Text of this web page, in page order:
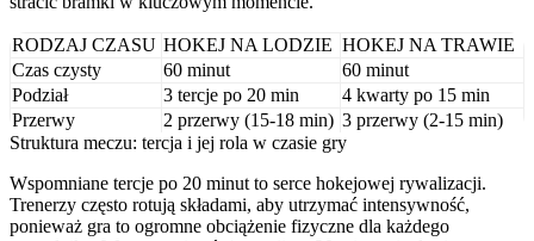
RODZAJ CZASU HOKEJ NA LODZIE HOKEJ NA TRAWIE
Czas czysty
60 minut
60 minut
Podział
3 tercje po 20 min
4 kwarty po 15 min
Przerwy
2 przerwy (15-18 min) 3 przerwy (2-15 min)
Struktura meczu: tercja i jej rola w czasie gry
Wspomniane tercje po 20 minut to serce hokejowej rywalizacji.
Trenerzy często rotują składami, aby utrzymać intensywność,
ponieważ gra to ogromne obciążenie fizyczne dla każdego